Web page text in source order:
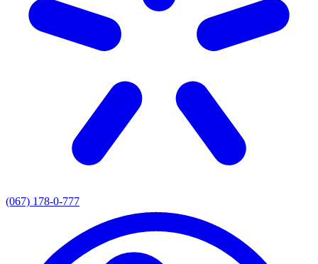
(067) 178-0-777